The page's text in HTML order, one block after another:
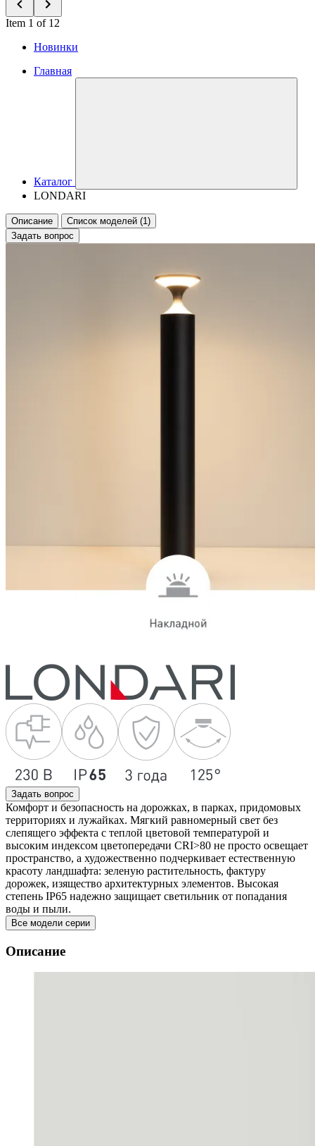
Item 1 of 12
Новинки
Главная
Каталог
LONDARI
Описание
Список моделей (1)
Задать вопрос
Задать вопрос
Комфорт и безопасность на дорожках, в парках, придомовых
территориях и лужайках. Мягкий равномерный свет без
слепящего эффекта с теплой цветовой температурой и
высоким индексом цветопередачи CRI>80 не просто освещает
пространство, а художественно подчеркивает естественную
красоту ландшафта: зеленую растительность, фактуру
дорожек, изящество архитектурных элементов. Высокая
степень IP65 надежно защищает светильник от попадания
воды и пыли.
Все модели серии
Описание